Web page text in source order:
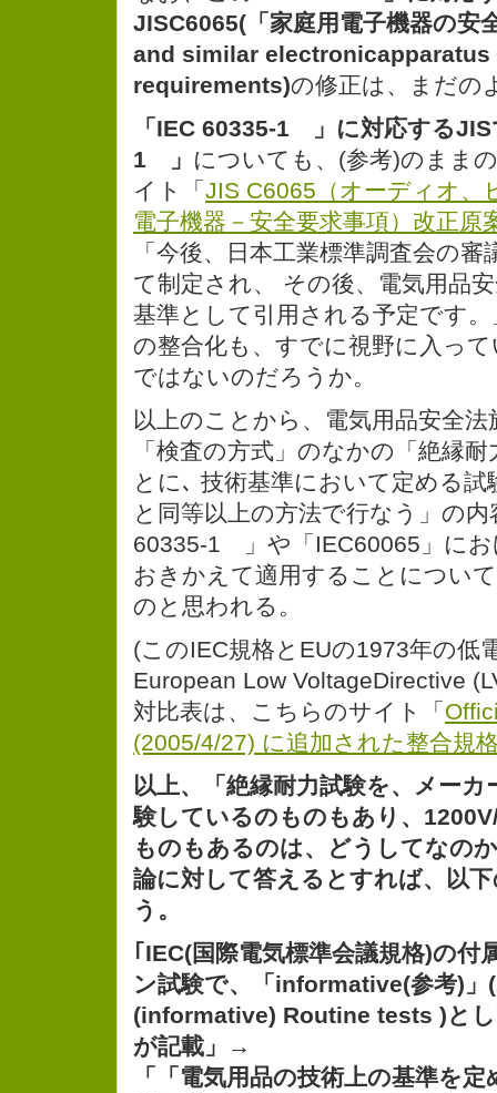
JISC6065(「家庭用電子機器の安
and similar electronicapparatus
requirements)の修正は、まだの
「IEC 60335-1 」に対応する
1 」 についても、(参考)のまま
イト「 JIS C6065（オーディオ、
電子機器－安全要求事項）改正原
「今後、日本工業標準調査会の
て制定され、 その後、電気用品
基準として引用される予定です
の整合化も、すでに視野に入っ
ではないのだろうか。
以上のことから、電気用品安全法
「検査の方式」のなかの「絶縁
とに､ 技術基準において定める
と同等以上の方法で行なう」の内
60335-1 」や「IEC60065」にお
おきかえて適用することについ
のと思われる。
(このIEC規格とEUの1973年の低
European Low VoltageDirective
対比表は、こちらのサイト「
(2005/4/27) に追加された整合規
以上、「絶縁耐力試験を、メー
験しているのものもあり、
ものもあるのは、どうしてなの
論に対して答えるとすれば、以
う。
｢IEC(国際電気標準会議規格)の付
ン試験で、「informative(参考)」
(informative) Routine tests )とし
が記載」→
「「電気用品の技術上の基準を